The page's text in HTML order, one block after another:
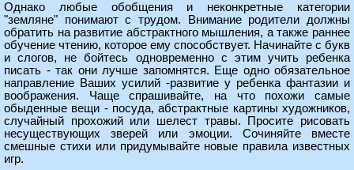
Однако любые обобщения и неконкретные категории
"земляне" понимают с трудом. Внимание родители должны
обратить на развитие абстрактного мышления, а также раннее
обучение чтению, которое ему способствует. Начинайте с букв
и слогов, не бойтесь одновременно с этим учить ребенка
писать - так они лучше запомнятся. Еще одно обязательное
направление Ваших усилий -развитие у ребенка фантазии и
воображения. Чаще спрашивайте, на что похожи самые
обыденные вещи - посуда, абстрактные картины художников,
случайный прохожий или шелест травы. Просите рисовать
несуществующих зверей или эмоции. Сочиняйте вместе
смешные стихи или придумывайте новые правила известных
игр.